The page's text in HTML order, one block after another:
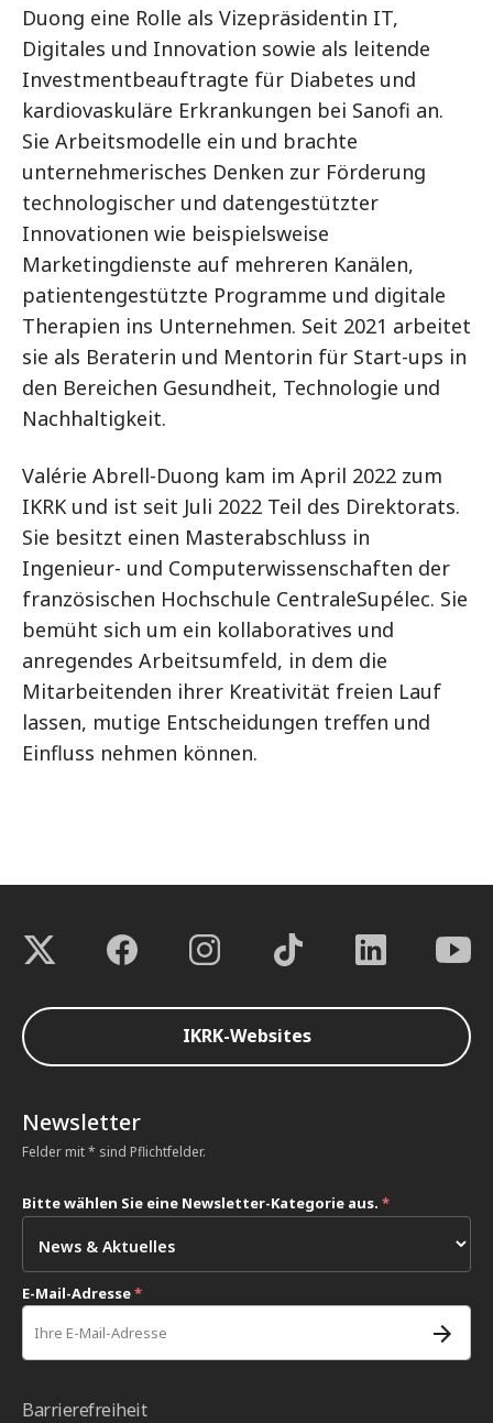
Duong eine Rolle als Vizepräsidentin IT,
Digitales und Innovation sowie als leitende
Investmentbeauftragte für Diabetes und
kardiovaskuläre Erkrankungen bei Sanofi an.
Sie Arbeitsmodelle ein und brachte
unternehmerisches Denken zur Förderung
technologischer und datengestützter
Innovationen wie beispielsweise
Marketingdienste auf mehreren Kanälen,
patientengestützte Programme und digitale
Therapien ins Unternehmen. Seit 2021 arbeitet
sie als Beraterin und Mentorin für Start-ups in
den Bereichen Gesundheit, Technologie und
Nachhaltigkeit.
Valérie Abrell-Duong kam im April 2022 zum
IKRK und ist seit Juli 2022 Teil des Direktorats.
Sie besitzt einen Masterabschluss in
Ingenieur- und Computerwissenschaften der
französischen Hochschule CentraleSupélec. Sie
bemüht sich um ein kollaboratives und
anregendes Arbeitsumfeld, in dem die
Mitarbeitenden ihrer Kreativität freien Lauf
lassen, mutige Entscheidungen treffen und
Einfluss nehmen können.
IKRK-Websites
Newsletter
Felder mit * sind Pflichtfelder.
Bitte wählen Sie eine Newsletter-Kategorie aus. *
E-Mail-Adresse*
Barrierefreiheit